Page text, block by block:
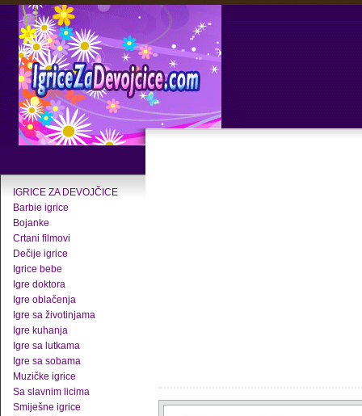
IGRICE ZA DEVOJČICE
Barbie igrice
Bojanke
Crtani filmovi
Dečije igrice
Igrice bebe
Igre doktora
Igre oblačenja
Igre sa životinjama
Igre kuhanja
Igre sa lutkama
Igre sa sobama
Muzičke igrice
Sa slavnim licima
Smiješne igrice